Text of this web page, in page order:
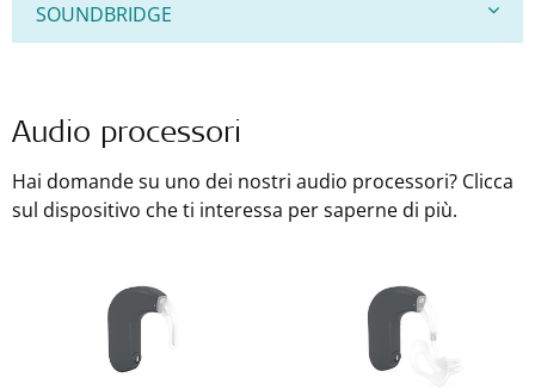
SOUNDBRIDGE
Audio processori
Hai domande su uno dei nostri audio processori? Clicca
sul dispositivo che ti interessa per saperne di più.